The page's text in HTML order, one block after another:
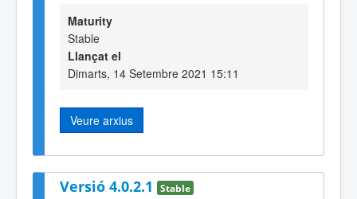
Maturity
Stable
Llançat el
Dimarts, 14 Setembre 2021 15:11
Veure arxius
Versió 4.0.2.1 Stable